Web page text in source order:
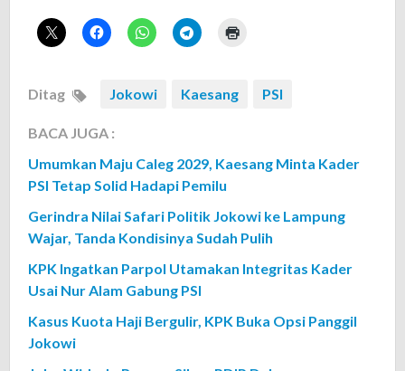
Ditag Jokowi Kaesang PSI
BACA JUGA :
Umumkan Maju Caleg 2029, Kaesang Minta Kader
PSI Tetap Solid Hadapi Pemilu
Gerindra Nilai Safari Politik Jokowi ke Lampung
Wajar, Tanda Kondisinya Sudah Pulih
KPK Ingatkan Parpol Utamakan Integritas Kader
Usai Nur Alam Gabung PSI
Kasus Kuota Haji Bergulir, KPK Buka Opsi Panggil
Jokowi